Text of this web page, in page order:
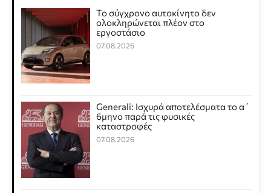
Το σύγχρονο αυτοκίνητο δεν
ολοκληρώνεται πλέον στο
εργοστάσιο
07.08.2026
Generali: Ισχυρά αποτελέσματα το α΄
6μηνο παρά τις φυσικές
καταστροφές
07.08.2026